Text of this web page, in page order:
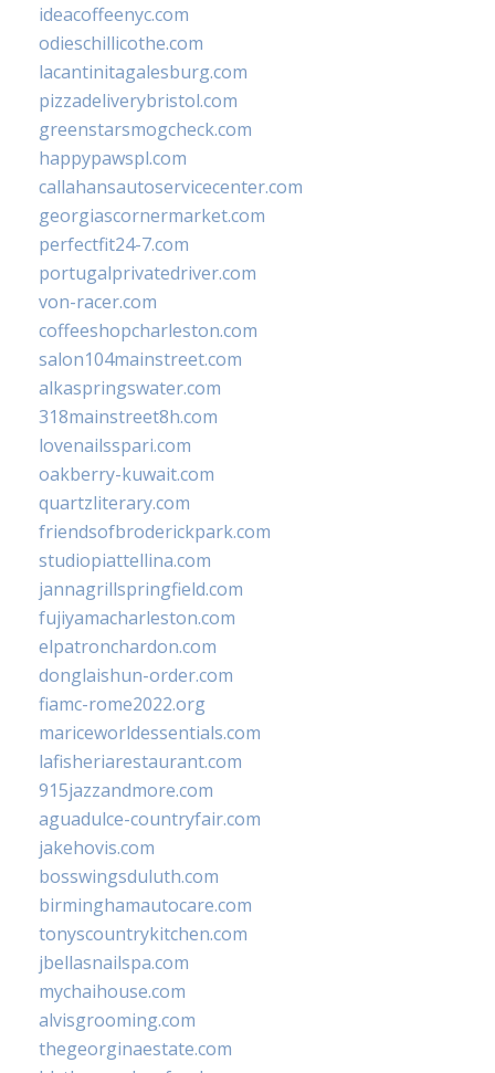
ideacoffeenyc.com
odieschillicothe.com
lacantinitagalesburg.com
pizzadeliverybristol.com
greenstarsmogcheck.com
happypawspl.com
callahansautoservicecenter.com
georgiascornermarket.com
perfectfit24-7.com
portugalprivatedriver.com
von-racer.com
coffeeshopcharleston.com
salon104mainstreet.com
alkaspringswater.com
318mainstreet8h.com
lovenailsspari.com
oakberry-kuwait.com
quartzliterary.com
friendsofbroderickpark.com
studiopiattellina.com
jannagrillspringfield.com
fujiyamacharleston.com
elpatronchardon.com
donglaishun-order.com
fiamc-rome2022.org
mariceworldessentials.com
lafisheriarestaurant.com
915jazzandmore.com
aguadulce-countryfair.com
jakehovis.com
bosswingsduluth.com
birminghamautocare.com
tonyscountrykitchen.com
jbellasnailspa.com
mychaihouse.com
alvisgrooming.com
thegeorginaestate.com